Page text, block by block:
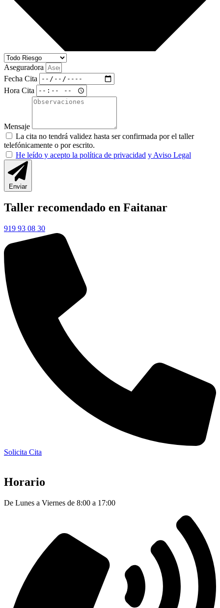
Aseguradora
Fecha Cita
Hora Cita
Mensaje
La cita no tendrá validez hasta ser confirmada por el taller
telefónicamente o por escrito.
He leído y acepto la política de privacidad y Aviso Legal
Enviar
Taller recomendado en Faitanar
919 93 08 30
Solicita Cita
Horario
De Lunes a Viernes de 8:00 a 17:00